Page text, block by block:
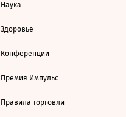
Наука
Здоровье
Конференции
Премия Импульс
Правила торговли